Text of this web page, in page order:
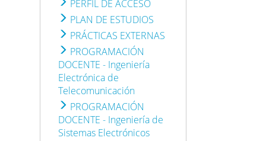
PERFIL DE ACCESO
PLAN DE ESTUDIOS
PRÁCTICAS EXTERNAS
PROGRAMACIÓN
DOCENTE - Ingeniería
Electrónica de
Telecomunicación
PROGRAMACIÓN
DOCENTE - Ingeniería de
Sistemas Electrónicos